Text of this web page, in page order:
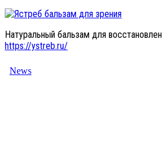
Натуральный бальзам для
https://ystreb.ru/